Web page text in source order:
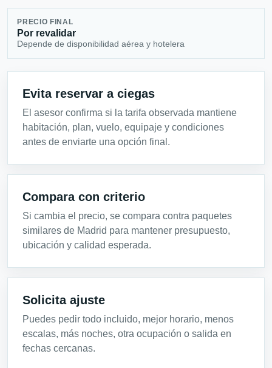
PRECIO FINAL
Por revalidar
Depende de disponibilidad aérea y hotelera
Evita reservar a ciegas
El asesor confirma si la tarifa observada mantiene
habitación, plan, vuelo, equipaje y condiciones
antes de enviarte una opción final.
Compara con criterio
Si cambia el precio, se compara contra paquetes
similares de Madrid para mantener presupuesto,
ubicación y calidad esperada.
Solicita ajuste
Puedes pedir todo incluido, mejor horario, menos
escalas, más noches, otra ocupación o salida en
fechas cercanas.